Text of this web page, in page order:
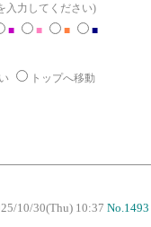
入力してください)
■ ■ ■ ■
トップへ移動
10/30(Thu) 10:37 No.1493